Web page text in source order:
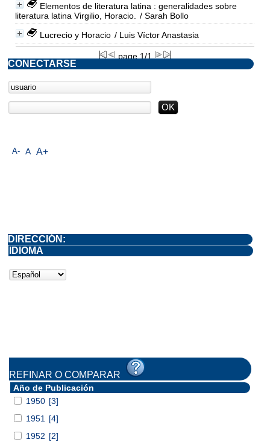
Elementos de literatura latina : generalidades sobre
literatura latina Virgilio, Horacio.
/ Sarah Bollo
Lucrecio y Horacio / Luis Víctor Anastasia
page 1/1
A- A A+
CONECTARSE
DIRECCIÓN:
IDIOMA
REFINAR O COMPARAR
Año de Publicación
1950 [3]
1951
[4]
1952 [2]